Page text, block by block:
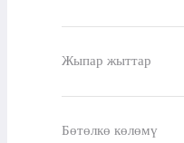
Жыпар жыттар
Бөтөлкө көлөмү